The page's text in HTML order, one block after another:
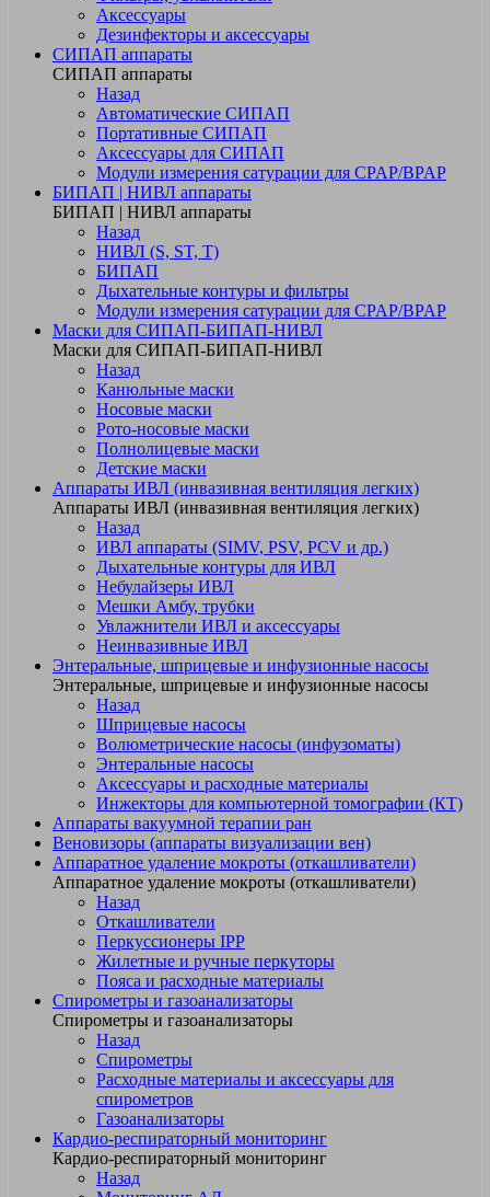
Аксессуары
Дезинфекторы и аксессуары
СИПАП аппараты
СИПАП аппараты
Назад
Автоматические СИПАП
Портативные СИПАП
Аксессуары для СИПАП
Модули измерения сатурации для CPAP/BPAP
БИПАП | НИВЛ аппараты
БИПАП | НИВЛ аппараты
Назад
НИВЛ (S, ST, T)
БИПАП
Дыхательные контуры и фильтры
Модули измерения сатурации для CPAP/BPAP
Маски для СИПАП-БИПАП-НИВЛ
Маски для СИПАП-БИПАП-НИВЛ
Назад
Канюльные маски
Носовые маски
Рото-носовые маски
Полнолицевые маски
Детские маски
Аппараты ИВЛ (инвазивная вентиляция легких)
Аппараты ИВЛ (инвазивная вентиляция легких)
Назад
ИВЛ аппараты (SIMV, PSV, PCV и др.)
Дыхательные контуры для ИВЛ
Небулайзеры ИВЛ
Мешки Амбу, трубки
Увлажнители ИВЛ и аксессуары
Неинвазивные ИВЛ
Энтеральные, шприцевые и инфузионные насосы
Энтеральные, шприцевые и инфузионные насосы
Назад
Шприцевые насосы
Волюметрические насосы (инфузоматы)
Энтеральные насосы
Аксессуары и расходные материалы
Инжекторы для компьютерной томографии (КТ)
Аппараты вакуумной терапии ран
Веновизоры (аппараты визуализации вен)
Аппаратное удаление мокроты (откашливатели)
Аппаратное удаление мокроты (откашливатели)
Назад
Откашливатели
Перкуссионеры IPP
Жилетные и ручные перкуторы
Пояса и расходные материалы
Спирометры и газоанализаторы
Спирометры и газоанализаторы
Назад
Спирометры
Расходные материалы и аксессуары для
спирометров
Газоанализаторы
Кардио-респираторный мониторинг
Кардио-респираторный мониторинг
Назад